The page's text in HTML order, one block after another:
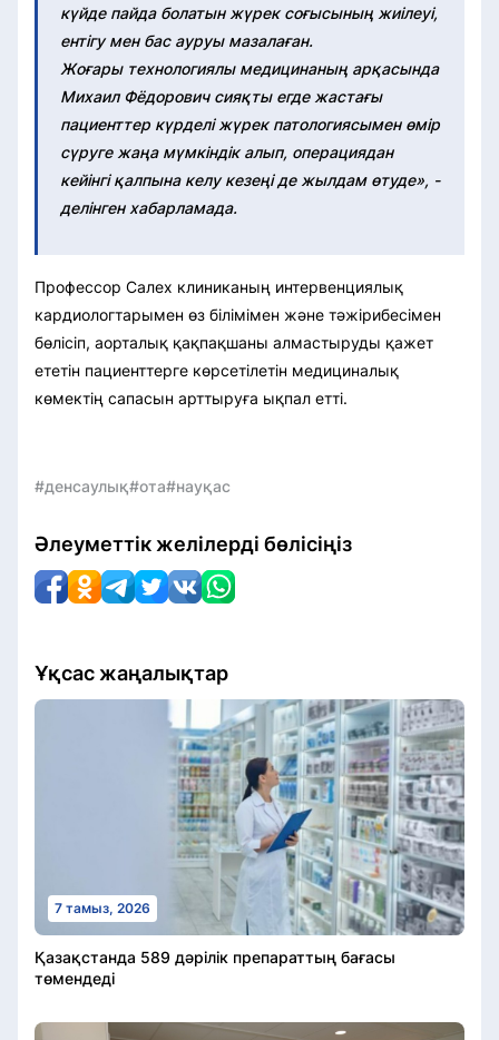
күйде пайда болатын жүрек соғысының жиілеуі,
ентігу мен бас ауруы мазалаған.
Жоғары технологиялы медицинаның арқасында
Михаил Фёдорович сияқты егде жастағы
пациенттер күрделі жүрек патологиясымен өмір
сүруге жаңа мүмкіндік алып, операциядан
кейінгі қалпына келу кезеңі де жылдам өтуде», -
делінген хабарламада.
Профессор Салех клиниканың интервенциялық
кардиологтарымен өз білімімен және тәжірибесімен
бөлісіп, аорталық қақпақшаны алмастыруды қажет
ететін пациенттерге көрсетілетін медициналық
көмектің сапасын арттыруға ықпал етті.
#денсаулық#ота#науқас
Әлеуметтік желілерді бөлісіңіз
Ұқсас жаңалықтар
7 тамыз, 2026
Қазақстанда 589 дәрілік препараттың бағасы
төмендеді